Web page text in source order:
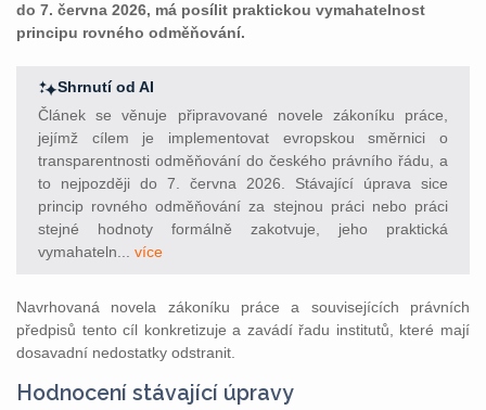
do 7. června 2026, má posílit praktickou vymahatelnost
principu rovného odměňování.
Shrnutí od AI
Článek se věnuje připravované novele zákoníku práce,
jejímž cílem je implementovat evropskou směrnici o
transparentnosti odměňování do českého právního řádu, a
to nejpozději do 7. června 2026. Stávající úprava sice
princip rovného odměňování za stejnou práci nebo práci
stejné hodnoty formálně zakotvuje, jeho praktická
vymahateln... více
Navrhovaná novela zákoníku práce a souvisejících právních
předpisů tento cíl konkretizuje a zavádí řadu institutů, které mají
dosavadní nedostatky odstranit.
Hodnocení stávající úpravy